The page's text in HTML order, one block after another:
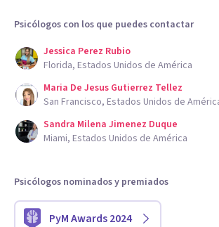
Psicólogos con los que puedes contactar
Jessica Perez Rubio
Florida, Estados Unidos de América
Maria De Jesus Gutierrez Tellez
San Francisco, Estados Unidos de
Sandra Milena Jimenez Duque
Miami, Estados Unidos de América
Psicólogos nominados y premiados
PyM Awards 2024